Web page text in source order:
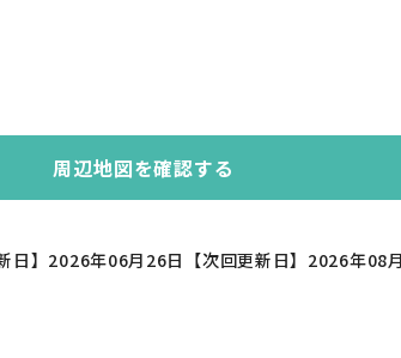
周辺地図を確認する
新日】2026年06月26日 【次回更新日】2026年08